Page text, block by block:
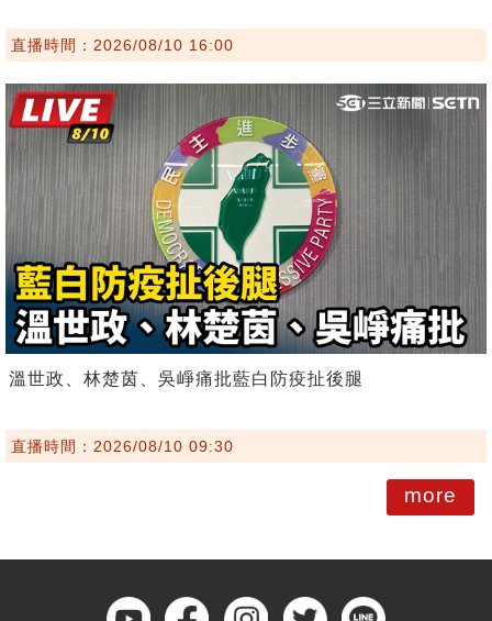
直播時間：2026/08/10 16:00
溫世政、林楚茵、吳崢痛批藍白防疫扯後腿
直播時間：2026/08/10 09:30
more